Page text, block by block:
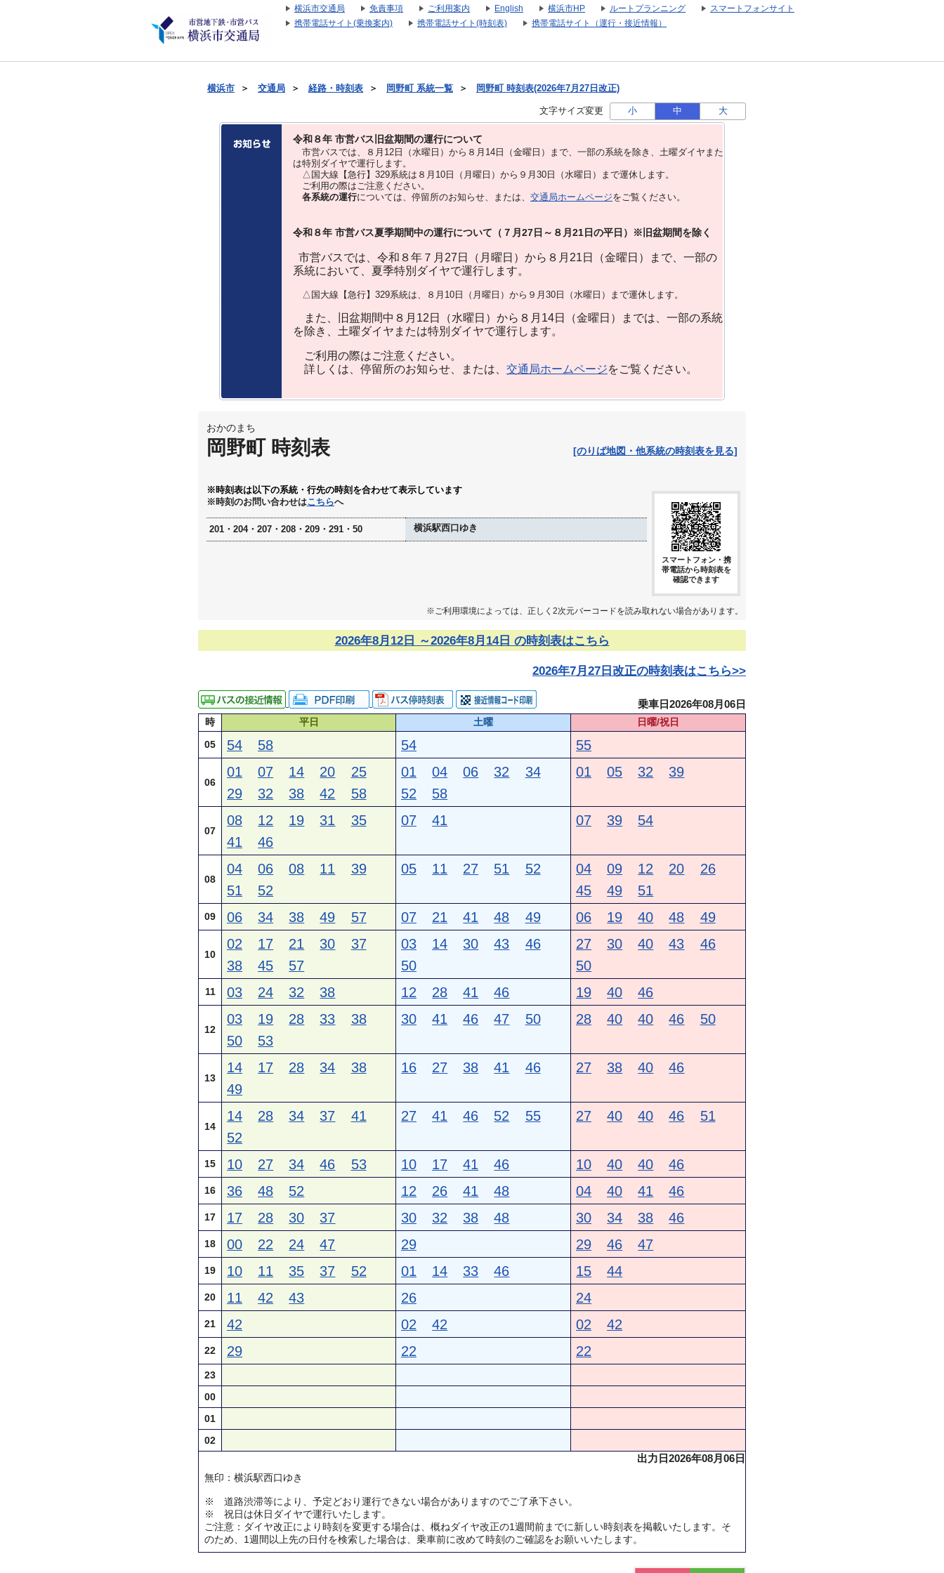
横浜市交通局 免責事項 ご利用案内 English 横浜市HP ルートプランニング
スマートフォンサイト
携帯電話サイト(乗換案内)
携帯電話サイト(時刻表) 携帯電話サイト（運行・接近情報）
横浜市 ＞ 交通局 ＞ 経路・時刻表 ＞ 岡野町 系統一覧 ＞ 岡野町 時刻表(2026年7月27日改正)
文字サイズ変更 小 中 大
令和８年 市営バス旧盆期間の運行について
市営バスでは、８⽉12⽇（水曜日）から８⽉14⽇（金曜日）まで、⼀部の系統を除き、⼟曜ダイヤまた
は特別ダイヤで運⾏します。
△国大線【急行】329系統は８月10日（月曜日）から９月30日（水曜日）まで運休します。
ご利用の際はご注意ください。
各系統の運行については、停留所のお知らせ、または、 交通局ホームページをご覧ください。
令和８年 市営バス夏季期間中の運行について（７月27日～８月21日の平日）※旧盆期間を除く
市営バスでは、令和８年７月27日（月曜日）から８月21日（金曜日）まで、一部の
系統において、夏季特別ダイヤで運行します。
△国大線【急行】329系統は、８月10日（月曜日）から９月30日（水曜日）まで運休します。
また、旧盆期間中８月12日（水曜日）から８月14日（金曜日）までは、一部の系統
を除き、土曜ダイヤまたは特別ダイヤで運行します。
ご利用の際はご注意ください。
詳しくは、停留所のお知らせ、または、 交通局ホームページをご覧ください。
おかのまち
岡野町 時刻表 [のりば地図・他系統の時刻表を見る]
※時刻表は以下の系統・行先の時刻を合わせて表示しています
※時刻のお問い合わせはこちらへ
201・204・207・208・209・291・50 横浜駅西口ゆき
スマートフォン・携
帯電話から時刻表を
確認できます
※ご利用環境によっては、正しく2次元バーコードを読み取れない場合があります。
2026年8月12日 ～2026年8月14日 の時刻表はこちら
2026年7月27日改正の時刻表はこちら>>
乗車日2026年08月06日
時 平日 土曜
日曜/祝日
05
54 58 54 55
06
01 07 14 20
25
29
32 38 42 58
01 04 06 32
34
52
58
01 05 32 39
07
08 12 19 31
35
41
46
07 41 07 39 54
08
04 06 08 11
39
51
52
05 11 27 51 52 04 09 12 20
26
45
49 51
09 06 34 38 49 57 07 21 41 48 49 06 19 40 48 49
10
02 17 21 30
37
38
45 57
03 14 30 43
46
50
27 30 40 43
46
50
11 03 24 32 38 12 28 41 46 19 40 46
12
03 19 28 33
38
50
53
30 41 46 47 50 28 40 40 46 50
13
14 17 28 34
38
49
16 27 38 41 46 27 38 40 46
14
14 28 34 37
41
52
27 41 46 52 55 27 40 40 46 51
15 10 27 34 46 53 10 17 41 46 10 40 40 46
16 36 48 52 12 26 41 48 04 40 41 46
17 17 28 30 37 30 32 38 48 30 34 38 46
18 00 22 24 47 29 29 46 47
19 10 11 35 37 52 01 14 33 46 15 44
20 11 42 43 26 24
21 42 02 42 02 42
22 29 22 22
23
00
01
02
出力日2026年08月06日
無印：横浜駅西口ゆき
※ 道路渋滞等により、予定どおり運行できない場合がありますのでご了承下さい。
※ 祝日は休日ダイヤで運行いたします。
ご注意：ダイヤ改正により時刻を変更する場合は、概ねダイヤ改正の1週間前までに新しい時刻表を掲載いたします。そ
のため、1週間以上先の日付を検索した場合は、乗車前に改めて時刻のご確認をお願いいたします。